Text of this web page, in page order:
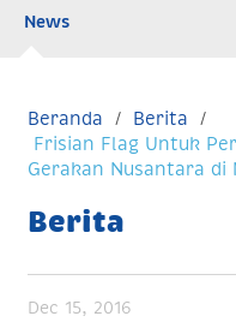
News
Beranda
Berita
Frisian Flag Untuk
Gerakan Nusantara di
Berita
Dec 15, 2016